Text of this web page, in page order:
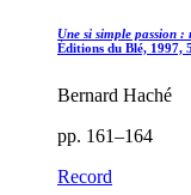
Une si simple passion :
Éditions du Blé, 1997,
Bernard Haché
pp. 161–164
Record